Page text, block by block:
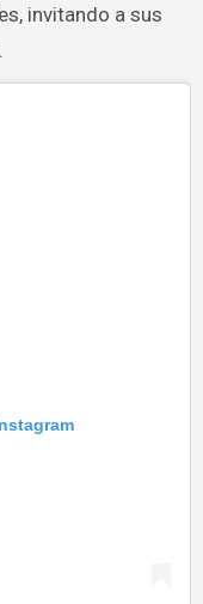
invitando a sus